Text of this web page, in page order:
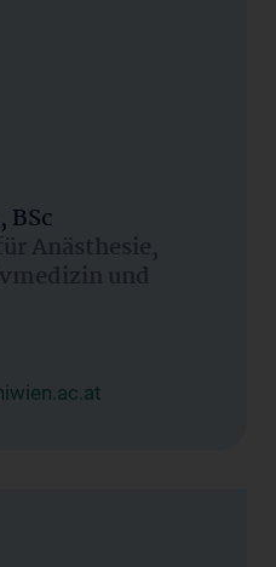
BSc
Anästhesie,
und